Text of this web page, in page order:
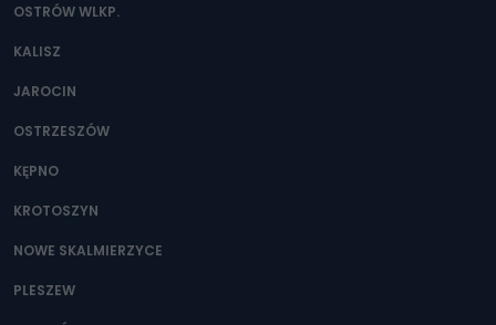
OSTRÓW WLKP.
KALISZ
JAROCIN
OSTRZESZÓW
KĘPNO
KROTOSZYN
NOWE SKALMIERZYCE
PLESZEW